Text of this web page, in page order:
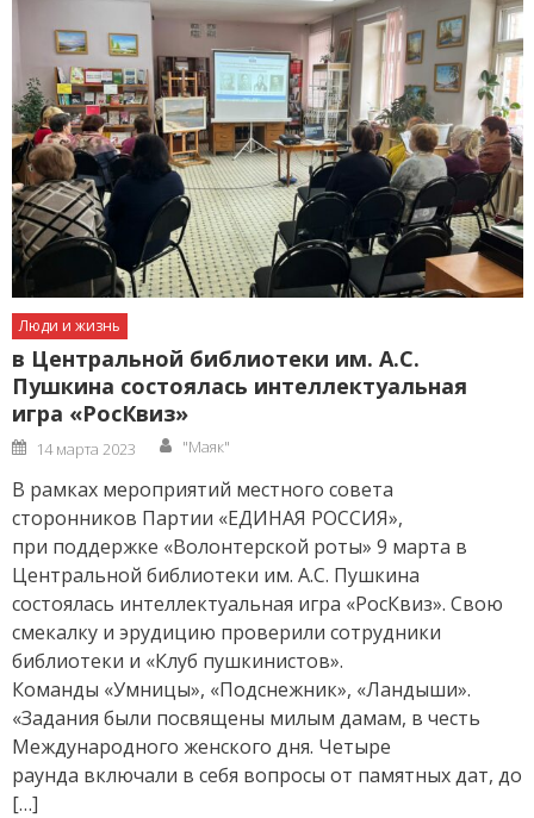
Люди и жизнь
в Центральной библиотеки им. А.С.
Пушкина состоялась интеллектуальная
игра «РосКвиз»
Posted
on
14 марта 2023 Author
"Маяк"
В рамках мероприятий местного совета
сторонников Партии «ЕДИНАЯ РОССИЯ»,
при поддержке «Волонтерской роты» 9 марта в
Центральной библиотеки им. А.С. Пушкина
состоялась интеллектуальная игра «РосКвиз». Свою
смекалку и эрудицию проверили сотрудники
библиотеки и «Клуб пушкинистов».
Команды «Умницы», «Подснежник», «Ландыши».
«Задания были посвящены милым дамам, в честь
Международного женского дня. Четыре
раунда включали в себя вопросы от памятных дат, до
[…]